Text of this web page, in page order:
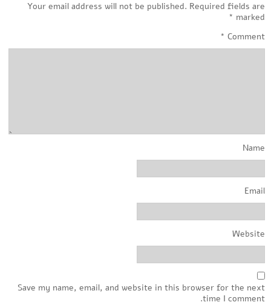
Your email address will not be published. Required fields are
marked
*
Comment
*
Name
Email
Website
Save my name, email, and website in this browser for the next
time I comment.